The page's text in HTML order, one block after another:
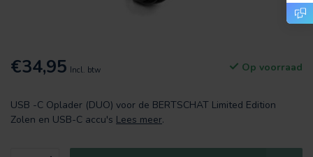
€34,95 Incl. btw Op voorraad
USB -C Oplader (DUO) voor de BERTSCHAT Limited Edition
Zolen en USB-C accu's Lees meer.